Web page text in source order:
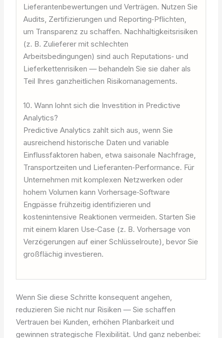
Lieferantenbewertungen und Verträgen. Nutzen Sie
Audits, Zertifizierungen und Reporting‑Pflichten,
um Transparenz zu schaffen. Nachhaltigkeitsrisiken
(z. B. Zulieferer mit schlechten
Arbeitsbedingungen) sind auch Reputations‑ und
Lieferkettenrisiken — behandeln Sie sie daher als
Teil Ihres ganzheitlichen Risikomanagements.
10. Wann lohnt sich die Investition in Predictive
Analytics?
Predictive Analytics zahlt sich aus, wenn Sie
ausreichend historische Daten und variable
Einflussfaktoren haben, etwa saisonale Nachfrage,
Transportzeiten und Lieferanten‑Performance. Für
Unternehmen mit komplexen Netzwerken oder
hohem Volumen kann Vorhersage‑Software
Engpässe frühzeitig identifizieren und
kostenintensive Reaktionen vermeiden. Starten Sie
mit einem klaren Use‑Case (z. B. Vorhersage von
Verzögerungen auf einer Schlüsselroute), bevor Sie
großflächig investieren.
Wenn Sie diese Schritte konsequent angehen,
reduzieren Sie nicht nur Risiken — Sie schaffen
Vertrauen bei Kunden, erhöhen Planbarkeit und
gewinnen strategische Flexibilität. Und ganz nebenbei: